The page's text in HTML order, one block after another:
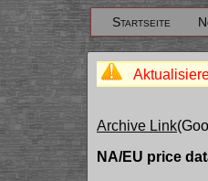
Startseite
Archive Link
NA/EU price